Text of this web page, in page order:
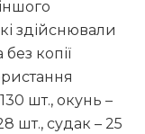
здійснювали
копії
шт., окунь –
шт., судак – 25